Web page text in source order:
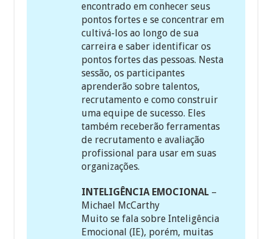
encontrado em conhecer seus
pontos fortes e se concentrar em
cultivá-los ao longo de sua
carreira e saber identificar os
pontos fortes das pessoas. Nesta
sessão, os participantes
aprenderão sobre talentos,
recrutamento e como construir
uma equipe de sucesso. Eles
também receberão ferramentas
de recrutamento e avaliação
profissional para usar em suas
organizações.
INTELIGÊNCIA EMOCIONAL –
Michael McCarthy
Muito se fala sobre Inteligência
Emocional (IE), porém, muitas